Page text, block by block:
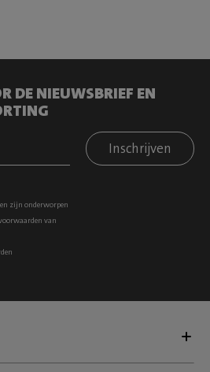
DE NIEUWSBRIEF EN
Inschrijven
en zijn onderworpen
van